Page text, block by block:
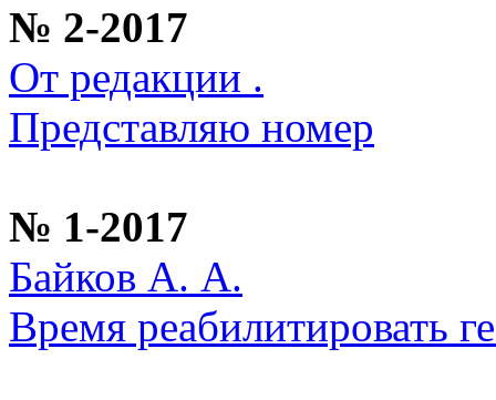
№ 2-2017
От редакции .
Представляю номер
№ 1-2017
Байков А. А.
Время реабилитировать